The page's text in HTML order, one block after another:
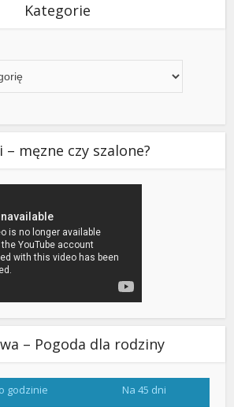
Kategorie
– męzne czy szalone?
– Pogoda dla rodziny
godzinie Na 45 dni